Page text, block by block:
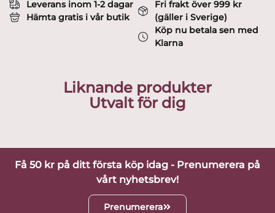
Lagerbielke
Leverans inom 1-2 dagar
Hämta gratis i vår butik
Fri frakt över 999 kr
(gäller i Sverige)
Köp nu betala sen med
Klarna
Liknande produkter
Utvalt för dig
Få 50 kr på ditt första köp idag - Prenumerera på
vårt nyhetsbrev!
Prenumerera